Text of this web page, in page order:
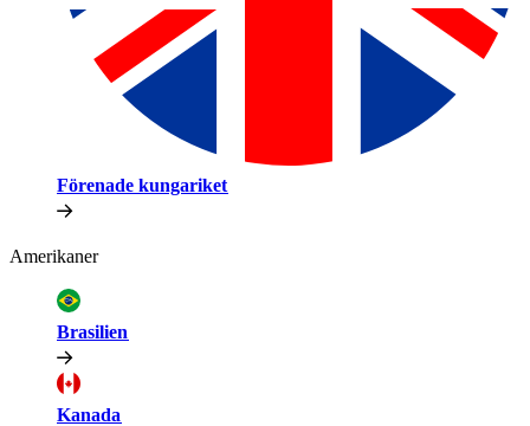
Förenade kungariket​​
Amerikaner​​
Brasilien​​
Kanada​​